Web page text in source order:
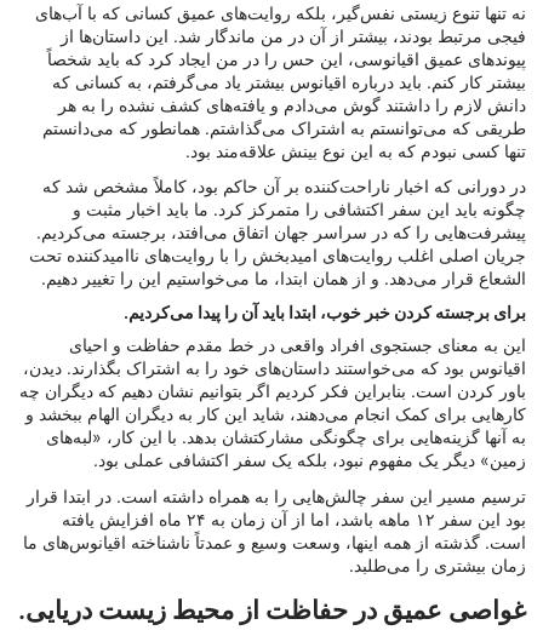
نه تنها تنوع زیستی نفس‌گیر، بلکه روایت‌های عمیق کسانی که با آب‌های
فیجی مرتبط بودند، بیشتر از آن در من ماندگار شد. این داستان‌ها از
پیوندهای عمیق اقیانوسی، این حس را در من ایجاد کرد که باید شخصاً
بیشتر کار کنم. باید درباره اقیانوس بیشتر یاد می‌گرفتم، به کسانی که
دانش لازم را داشتند گوش می‌دادم و یافته‌های کشف نشده را به هر
طریقی که می‌توانستم به اشتراک می‌گذاشتم. همانطور که می‌دانستم
تنها کسی نبودم که به این نوع بینش علاقه‌مند بود.
در دورانی که اخبار ناراحت‌کننده بر آن حاکم بود، کاملاً مشخص شد که
چگونه باید این سفر اکتشافی را متمرکز کرد. ما باید اخبار مثبت و
پیشرفت‌هایی را که در سراسر جهان اتفاق می‌افتد، برجسته می‌کردیم.
جریان اصلی اغلب روایت‌های امیدبخش را با روایت‌های ناامیدکننده تحت
الشعاع قرار می‌دهد. و از همان ابتدا، ما می‌خواستیم این را تغییر دهیم.
برای برجسته کردن خبر خوب، ابتدا باید آن را پیدا می‌کردیم.
این به معنای جستجوی افراد واقعی در خط مقدم حفاظت و احیای
اقیانوس بود که می‌خواستند داستان‌های خود را به اشتراک بگذارند. دیدن،
باور کردن است. بنابراین فکر کردیم اگر بتوانیم نشان دهیم که دیگران چه
کارهایی برای کمک انجام می‌دهند، شاید این کار به دیگران الهام ببخشد و
به آنها گزینه‌هایی برای چگونگی مشارکتشان بدهد. با این کار، «لبه‌های
زمین» دیگر یک مفهوم نبود، بلکه یک سفر اکتشافی عملی بود.
ترسیم مسیر این سفر چالش‌هایی را به همراه داشته است. در ابتدا قرار
بود این سفر ۱۲ ماهه باشد، اما از آن زمان به ۲۴ ماه افزایش یافته
است. گذشته از همه اینها، وسعت وسیع و عمدتاً ناشناخته اقیانوس‌های ما
زمان بیشتری را می‌طلبد.
غواصی عمیق در حفاظت از محیط زیست دریایی.